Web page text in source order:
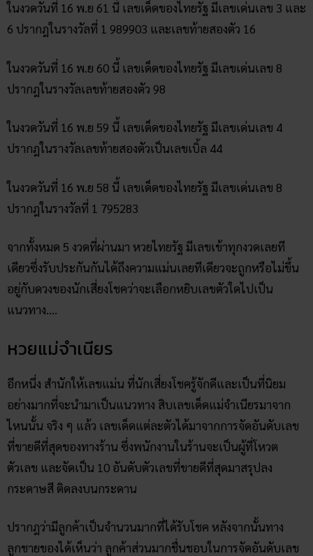
ในงวดวันที่ 16 พ.ย 61 นี้ เลขเด็ดของไทยรัฐ มีเลขเด่นเลข 3 และ
6 ปรากฎในรางวัลที่ 1 989903 และเลขท้ายสองตัว 16
ในงวดวันที่ 16 พ.ย 60 นี้ เลขเด็ดของไทยรัฐ มีเลขเด่นเลข 8
ปรากฎในรางวัลเลขท้ายสองตัว 98
ในงวดวันที่ 16 พ.ย 59 นี้ เลขเด็ดของไทยรัฐ มีเลขเด่นเลข 4
ปรากฎในรางวัลเลขท้ายสองตัวเป็นเลขเบิ้ล 44
ในงวดวันที่ 16 พ.ย 58 นี้ เลขเด็ดของไทยรัฐ มีเลขเด่นเลข 8
ปรากฎในรางวัลที่ 1 795283
จากทั้งหมด 5 งวดที่ผ่านมา หวยไทยรัฐ มีเลขเข้าทุกงวดเลยที
เดียวซึ่งรับประกันกันได้ถึงความแม่นเลยทีเดียวจะถูกหรือไม่ขึ้น
อยู่กับดวงของนักเสี่ยงโชคว่าจะเลือกหยิบเลขตัวใดไปเป็น
แนวทาง….
หวยแม่จำเนียร
อีกหนึ่ง สำนักให้เลขแม่น ที่นักเสี่ยงโชครู้จักดีและเป็นที่นิยม
อย่างมากที่จะนำมาเป็นแนวทาง สิบเลขเด็ดแม่จำเนียรมาจาก
ไหนนั้น จริง ๆ แล้ว เลขเด็ดแต่ละตัวได้มาจากการจัดอันดับเลข
ที่ขายดีที่สุดของทางร้าน ซึ่งพนักงานในร้านจะเป็นผู้ที่โหวต
ตัวเลข และจัดเป็น 10 อันดับตัวเลขที่ขายดีที่สุดมาสรุปลง
กระดาษสี ติดลงบนกระดาน
ปรากฎว่ามีลูกค้าเป็นจำนวนมากที่ได้รับโชค หลังจากนั้นทาง
ลูกชายของได้เห็นว่า ลูกค้าส่วนมากชื่นชอบในการจัดอันดับเลข